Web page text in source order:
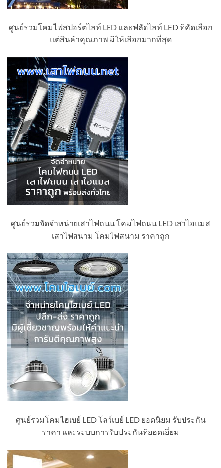
ศูนย์รวมโคมไฟสปอร์ตไลท์ LED และฟลัดไลท์ LED ที่คัดเลือก
แต่สินค้าคุณภาพ มีให้เลือกมากที่สุด
ศูนย์รวมจัดจำหน่ายเสาไฟถนน โคมไฟถนน LED เสาไฮแมส
เสาไฟสนาม โคมไฟสนาม ราคาถูก
ศูนย์รวมโคมไฮเบย์ LED โลว์เบย์ LED ยอดนิยม รับประกัน
ราคา และระบบการรับประกันที่ยอดเยี่ยม